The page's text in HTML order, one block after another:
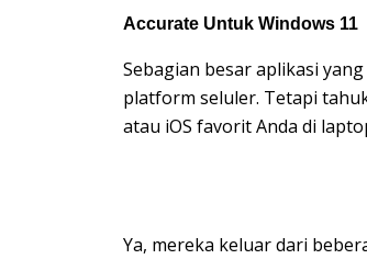
Accurate Untuk Windows 11
Sebagian besar aplikasi
platform seluler. Tetapi
atau iOS favorit Anda di
Ya, mereka keluar dari